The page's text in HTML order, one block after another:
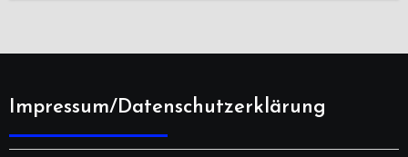
Impressum/Datenschutzerklärung